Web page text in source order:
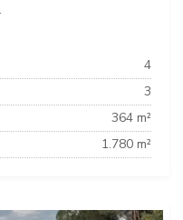
4
3
364 m²
1.780 m²